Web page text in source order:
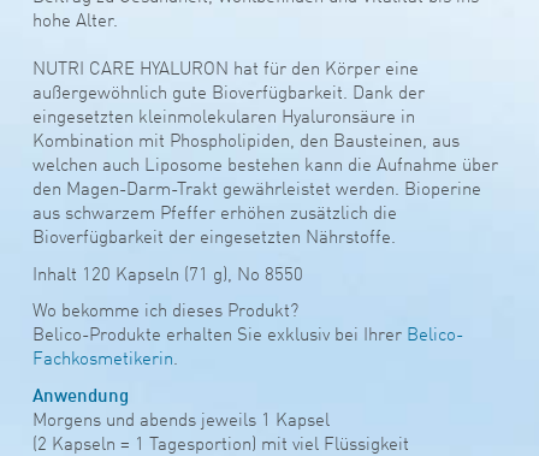
hohe Alter.
NUTRI CARE HYALURON hat für den Körper eine
außergewöhnlich gute Bioverfügbarkeit. Dank der
eingesetzten kleinmolekularen Hyaluronsäure in
Kombination mit Phospholipiden, den Bausteinen, aus
welchen auch Liposome bestehen kann die Aufnahme über
den Magen-Darm-Trakt gewährleistet werden. Bioperine
aus schwarzem Pfeffer erhöhen zusätzlich die
Bioverfügbarkeit der eingesetzten Nährstoffe.
Inhalt 120 Kapseln (71 g), No 8550
Wo bekomme ich dieses Produkt?
Belico-Produkte erhalten Sie exklusiv bei Ihrer Belico-
Fachkosmetikerin.
Anwendung
Morgens und abends jeweils 1 Kapsel
(2 Kapseln = 1 Tagesportion) mit viel Flüssigkeit